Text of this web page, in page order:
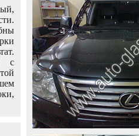
с